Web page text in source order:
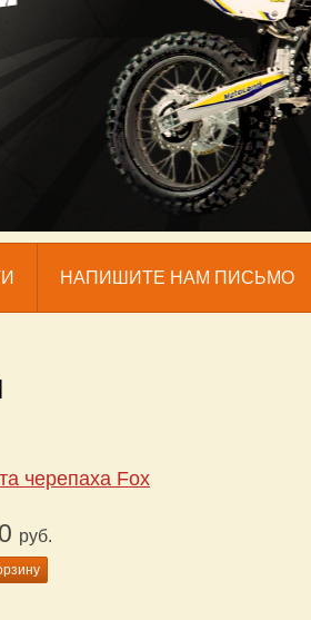
НАПИШИТЕ НАМ ПИСЬМО
черепаха Fox
руб.